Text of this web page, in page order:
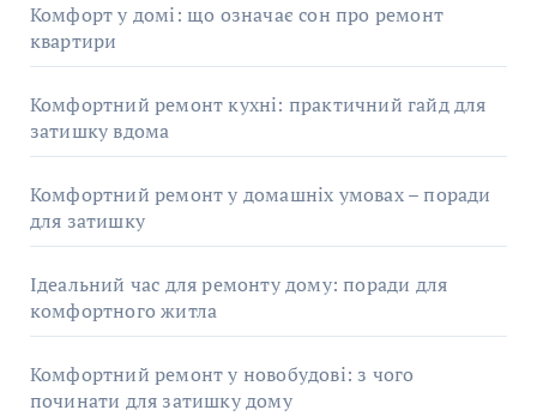
Комфорт у домі: що означає сон про ремонт
квартири
Комфортний ремонт кухні: практичний гайд для
затишку вдома
Комфортний ремонт у домашніх умовах – поради
для затишку
Ідеальний час для ремонту дому: поради для
комфортного житла
Комфортний ремонт у новобудові: з чого
починати для затишку дому